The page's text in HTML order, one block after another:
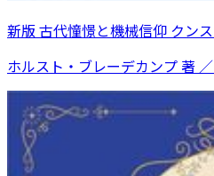
新版 古代憧憬と機械信仰 クン
ホルスト・ブレーデカンプ 著